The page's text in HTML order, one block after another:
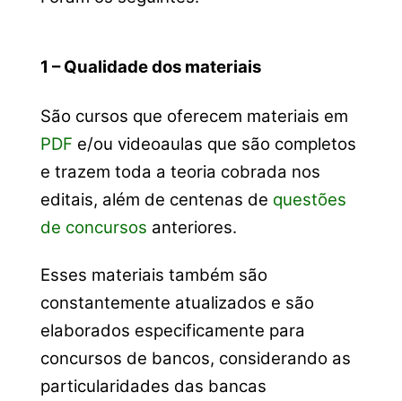
1 – Qualidade dos materiais
São cursos que oferecem materiais em
PDF e/ou videoaulas que são completos
e trazem toda a teoria cobrada nos
editais, além de centenas de questões
de concursos anteriores.
Esses materiais também são
constantemente atualizados e são
elaborados especificamente para
concursos de bancos, considerando as
particularidades das bancas